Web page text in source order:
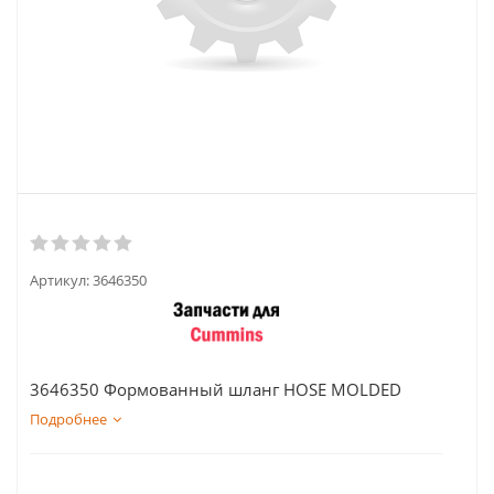
Артикул:3646350
3646350 Формованный шланг HOSE MOLDED
Подробнее